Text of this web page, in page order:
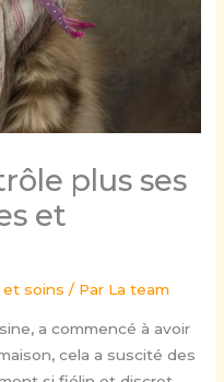
plus ses
et
et soins / Par La team
a commencé à avoir
cela a suscité des